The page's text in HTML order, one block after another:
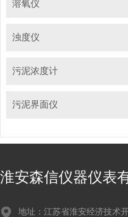
溶氧仪
浊度仪
污泥浓度计
污泥界面仪
淮安森信仪器仪表
地址：江苏省淮安经济技术